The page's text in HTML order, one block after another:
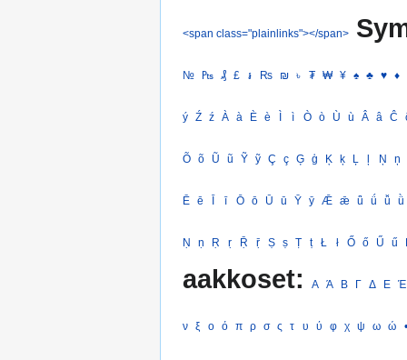
<span class="plainlinks"></span>
№ ₧ ₰ £ ៛ ₨ ₪ ৳ ₮ ₩ ¥ ♠ ♣ ♥ ♦
ý Ź ź À à È è Ì ì Ò ò Ù ù Â â Ĉ
Õ õ Ũ ũ Ỹ ỹ Ç ç Ģ ģ Ķ ķ Ļ ļ Ņ ņ
Ē ē Ī ī Ō ō Ū ū Ȳ ȳ Ǣ ǣ ǖ ǘ ǚ ǜ
Ṇ ṇ Ṛ ṛ Ṝ ṝ Ṣ ṣ Ṭ ṭ Ł ł Ő ő Ű ű
aakkoset: Α Ά Β Γ Δ Ε Έ
ν ξ ο ό π ρ σ ς τ υ ύ φ χ ψ ω ώ •